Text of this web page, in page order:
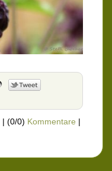
| (0/0) Kommentare |